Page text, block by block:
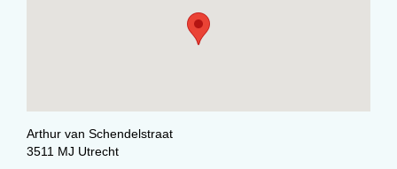
Arthur van Schendelstraat
3511 MJ Utrecht